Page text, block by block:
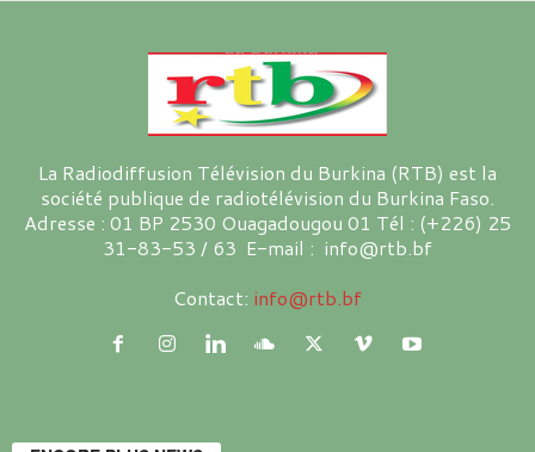
La Radiodiffusion Télévision du Burkina (RTB) est la
société publique de radiotélévision du Burkina Faso.
Adresse : 01 BP 2530 Ouagadougou 01 Tél : (+226) 25
31-83-53 / 63 E-mail : info@rtb.bf
Contact: info@rtb.bf